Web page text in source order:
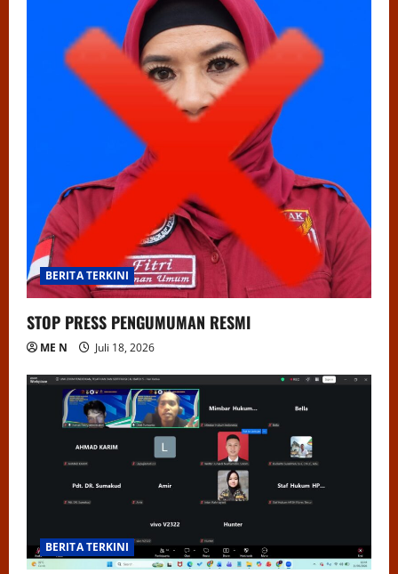
BERITA TERKINI
STOP PRESS PENGUMUMAN RESMI
ME N Juli 18, 2026
BERITA TERKINI